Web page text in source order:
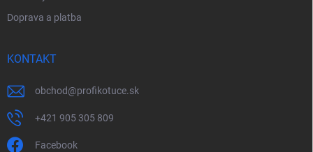
Doprava a platba
KONTAKT
obchod@profikotuce.sk
+421 905 305 809
Facebook